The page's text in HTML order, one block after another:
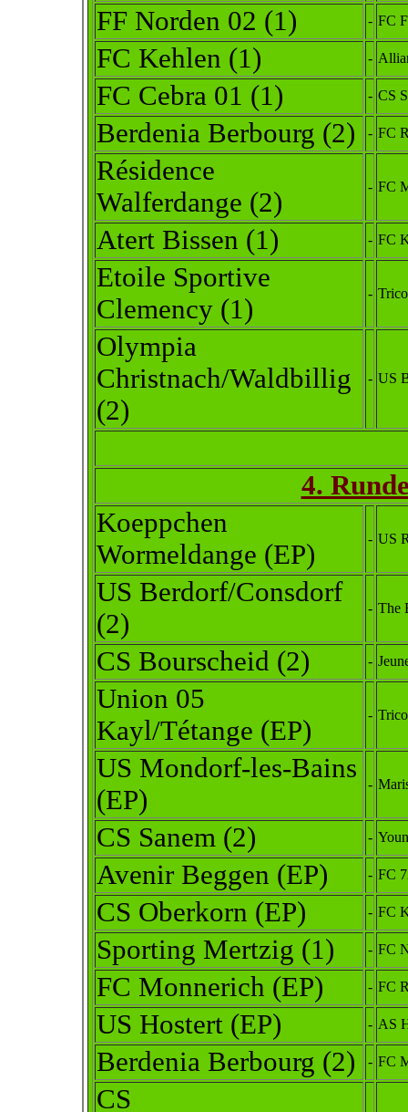
FF Norden 02 (1) - FC
FC Kehlen (1) -
FC Cebra 01 (1) - CS
Berdenia Berbourg (2) - FC
Résidence
Walferdange (2)
- FC
Atert Bissen (1) - FC
Etoile Sportive
Clemency (1)
-
Olympia
Christnach/Waldbillig
(2)
- US
4.
Koeppchen
Wormeldange (EP)
- US
US Berdorf/Consdorf
(2)
- The
CS Bourscheid (2) -
Union 05
Kayl/Tétange (EP)
-
US Mondorf-les-Bains
(EP)
-
CS Sanem (2) -
Avenir Beggen (EP) - FC
CS Oberkorn (EP) - FC
Sporting Mertzig (1) - FC
FC Monnerich (EP) - FC
US Hostert (EP) - AS
Berdenia Berbourg (2) - FC
CS